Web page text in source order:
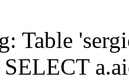
Table